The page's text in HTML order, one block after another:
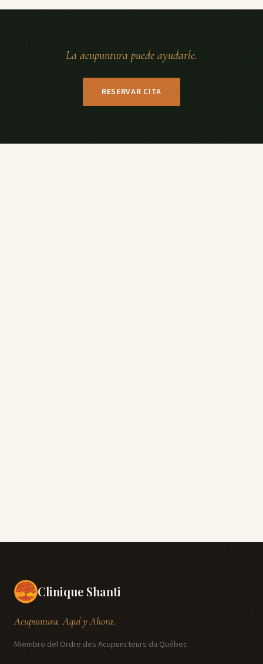
La acupuntura puede ayudarle.
RESERVAR CITA
Clinique Shanti
Acupuntura. Aquí y Ahora.
Miembro del Ordre des Acupuncteurs du Québec